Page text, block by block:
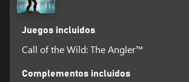
Juegos incluidos
Call of the Wild: The Angler™
Complementos incluidos